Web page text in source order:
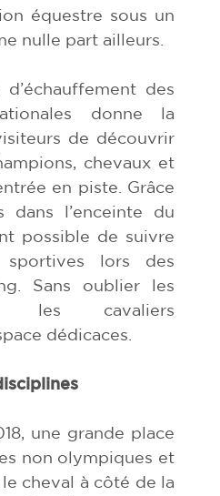
équestre sous un
nulle part ailleurs.
des
donne la
de découvrir
chevaux et
en piste. Grâce
dans l’enceinte du
possible de suivre
sportives lors des
Sans oublier les
les cavaliers
dédicaces.
une grande place
non olympiques et
cheval à côté de la